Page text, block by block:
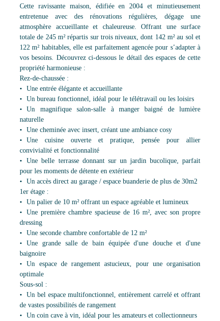
Cette ravissante maison, édifiée en 2004 et minutieusement
entretenue avec des rénovations régulières, dégage une
atmosphère accueillante et chaleureuse. Offrant une surface
totale de 245 m² répartis sur trois niveaux, dont 142 m² au sol et
122 m² habitables, elle est parfaitement agencée pour s’adapter à
vos besoins. Découvrez ci-dessous le détail des espaces de cette
propriété harmonieuse :
Rez-de-chaussée :
Une entrée élégante et accueillante
Un bureau fonctionnel, idéal pour le télétravail ou les loisirs
Un magnifique salon-salle à manger baigné de lumière
naturelle
Une cheminée avec insert, créant une ambiance cosy
Une cuisine ouverte et pratique, pensée pour allier
convivialité et fonctionnalité
Une belle terrasse donnant sur un jardin bucolique, parfait
pour les moments de détente en extérieur
Un accès direct au garage / espace buanderie de plus de 30m2
1er étage :
Un palier de 10 m² offrant un espace agréable et lumineux
Une première chambre spacieuse de 16 m², avec son propre
dressing
Une seconde chambre confortable de 12 m²
Une grande salle de bain équipée d'une douche et d'une
baignoire
Un espace de rangement astucieux, pour une organisation
optimale
Sous-sol :
Un bel espace multifonctionnel, entièrement carrelé et offrant
de vastes possibilités de rangement
Un coin cave à vin, idéal pour les amateurs et collectionneurs